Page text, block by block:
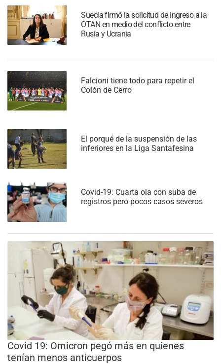
Suecia firmó la solicitud de ingreso a la
OTAN en medio del conflicto entre
Rusia y Ucrania
Falcioni tiene todo para repetir el
Colón de Cerro
El porqué de la suspensión de las
inferiores en la Liga Santafesina
Covid-19: Cuarta ola con suba de
registros pero pocos casos severos
Covid 19: Omicron pegó más en quienes
tenían menos anticuerpos